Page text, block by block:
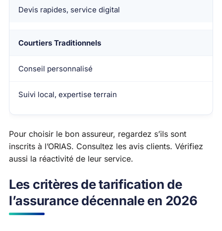
Devis rapides, service digital
Courtiers Traditionnels
Conseil personnalisé
Suivi local, expertise terrain
Pour choisir le bon assureur, regardez s’ils sont
inscrits à l’ORIAS. Consultez les avis clients. Vérifiez
aussi la réactivité de leur service.
Les critères de tarification de
l’assurance décennale en 2026